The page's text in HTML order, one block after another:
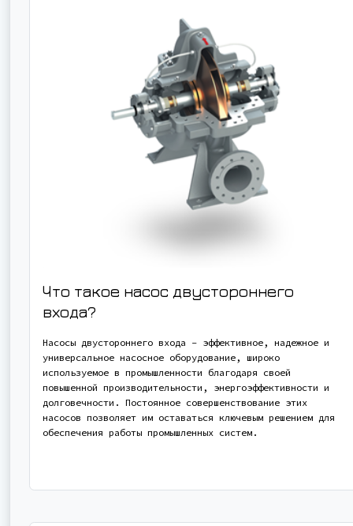
Что такое насос двустороннего
входа?
Насосы двустороннего входа - эффективное, надежное и
универсальное насосное оборудование, широко
используемое в промышленности благодаря своей
повышенной производительности, энергоэффективности и
долговечности. Постоянное совершенствование этих
насосов позволяет им оставаться ключевым решением для
обеспечения работы промышленных систем.